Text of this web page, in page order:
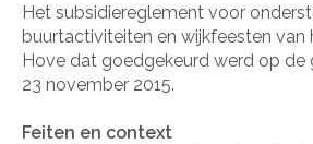
Het subsidiereglement voor
buurtactiviteiten en wijkfeesten van
Hove dat goedgekeurd werd op de
23 november 2015.
Feiten en context